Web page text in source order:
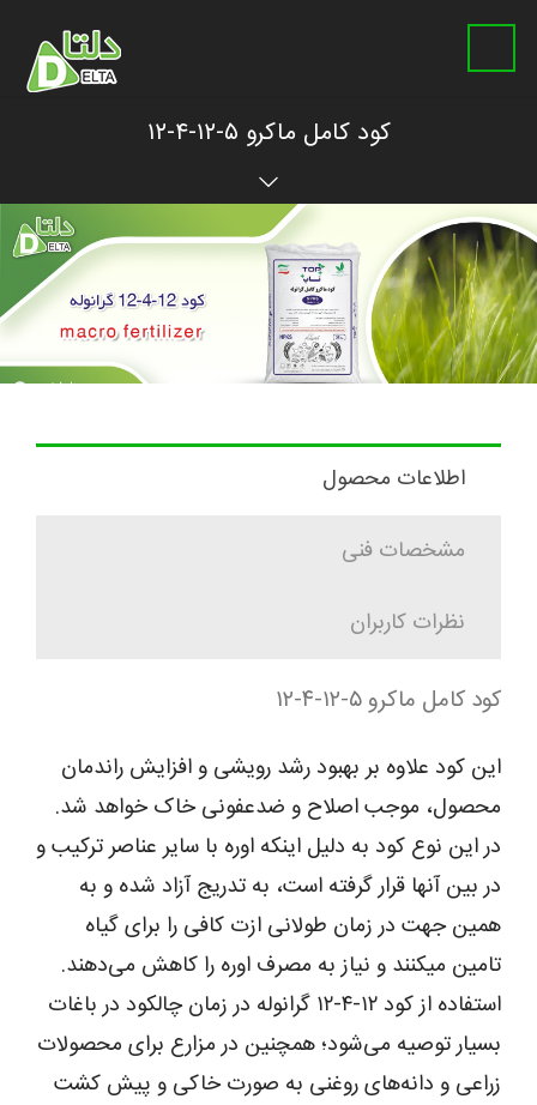
کود کامل ماکرو ۵-۱۲-۴-۱۲
اطلاعات محصول
مشخصات فنی
نظرات کاربران
کود کامل ماکرو ۵-۱۲-۴-۱۲
این کود علاوه بر بهبود رشد رویشی و افزایش راندمان
محصول، موجب اصلاح و ضدعفونی خاک خواهد شد.
در این نوع کود به دلیل اینکه اوره با سایر عناصر ترکیب و
در بین آن­ها قرار گرفته است، به تدریج آزاد شده و به
همین جهت در زمان طولانی ازت کافی را برای گیاه
تامین می­کنند و نیاز به مصرف اوره را کاهش می­‌دهند.
استفاده از کود ۱۲-۴-۱۲ گرانوله در زمان چالکود در باغات
بسیار توصیه می‌شود؛ همچنین در مزارع برای محصولات
زراعی و دانه‌های روغنی به صورت خاکی و پیش کشت